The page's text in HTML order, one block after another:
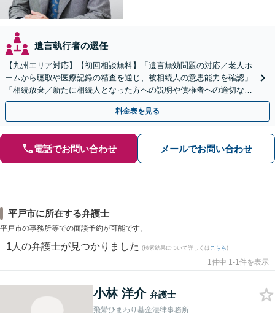
遺言執行者の選任
【九州エリア対応】【初回相談無料】「遺言無効問題の対応／老人ホ
ームから聴取や医療記録の精査を通じ、被相続人の意思能力を確認」
「相続放棄／新たに相続人となった方への説明や債権者への適切な対
応まで、きめ細やかにサポート」【休日・夜間相談可】
料金表を見る
電話でお問い合わせ メールでお問い合わせ
平戸市に所在する弁護士
平戸市の事務所等での面談予約が可能です。
1 人の弁護士が見つかりました (検索結果について詳しくは こちら)
1件中 1-1件を表示
小林 洋介 弁護士
飛鸞ひまわり基金法律事務所